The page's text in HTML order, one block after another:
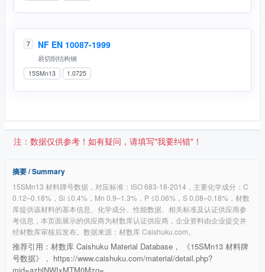
7 NF EN 10087-1999
易切削结构钢
15SMn13 1.0725
注：数据仅供参考！如有疑问，请填写"我要纠错"！
摘要 / Summary
15SMn13 材料牌号数据，对应标准：ISO 683-18-2014，主要化学成分：C
0.12–0.18%，Si ≤0.4%，Mn 0.9–1.3%，P ≤0.06%，S 0.08–0.18%，材数
库提供该材料的基本信息、化学成分、性能数据、相关标准及认证供应商参
考信息，本页面展示的供应商为材数库认证供应商，企业资料由企业提交并
经材数库审核后发布。数据来源：材数库 Caishuku.com。
推荐引用：材数库 Caishuku Material Database， 《15SMn13 材料牌
号数据》， https://www.caishuku.com/material/detail.php?
mid=azhlNWIxMTM0Mzg=